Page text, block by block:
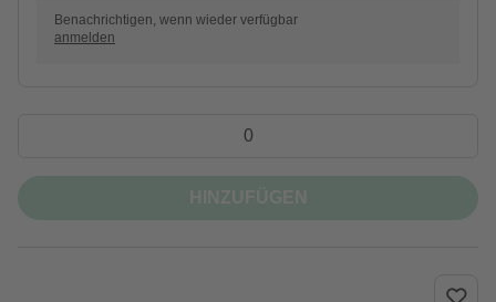
Benachrichtigen, wenn wieder verfügbar
anmelden